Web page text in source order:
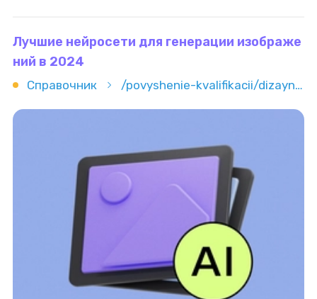
Лучшие нейросети для генерации изображе
ний в 2024
Справочник /povyshenie-kvalifikacii/dizayn/luchshie-neyroseti-dlya-generacii-izobrajeniy-v-2024